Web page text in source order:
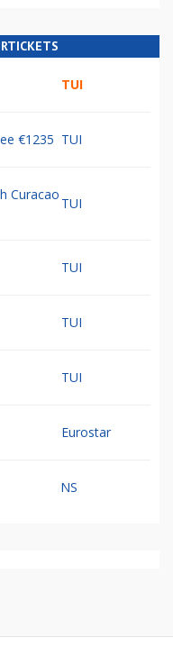
TUI
€1235 TUI
Curacao
TUI
TUI
TUI
TUI
Eurostar
NS